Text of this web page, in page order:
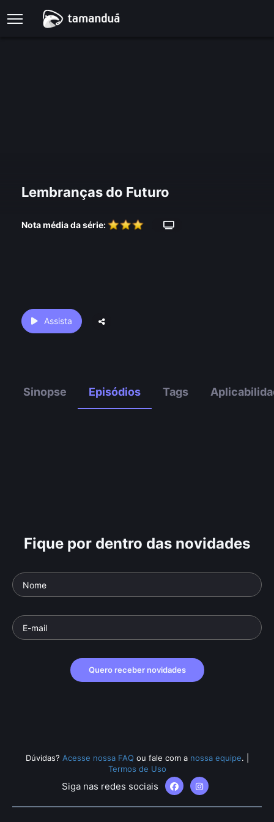
Lembranças do Futuro
Nota média da série:
Assista
Sinopse Episódios Tags
Fique por dentro das novidades
Quero receber novidades
Dúvidas? Acesse nossa FAQ ou fale com a nossa equipe.
Termos de Uso
Siga nas redes sociais